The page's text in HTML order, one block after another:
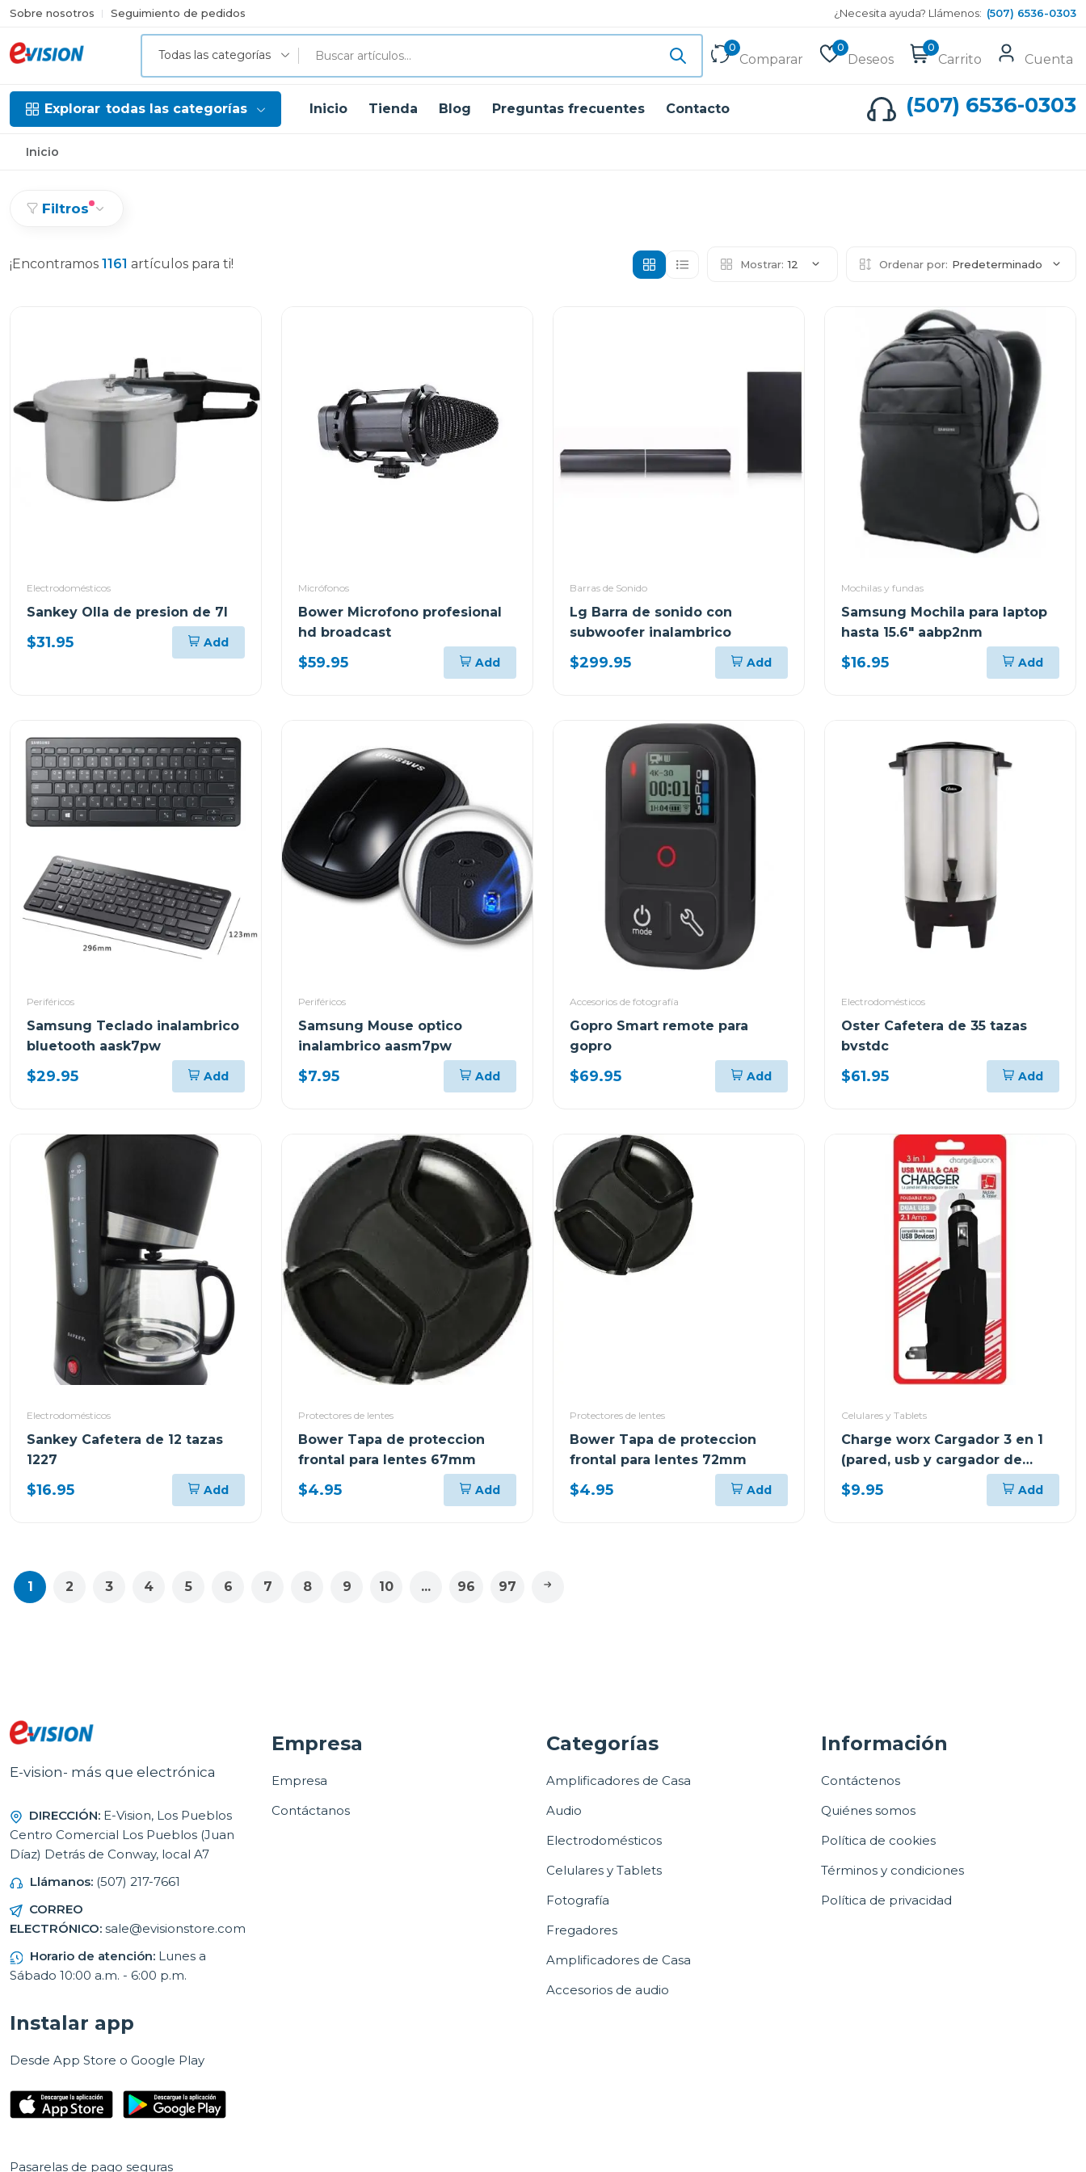
Sobre nosotros Seguimiento de pedidos ¿Necesita ayuda? Llámenos: (507) 6536-0303
Todas las categorías
0
Comparar
0
Deseos
0
Carrito Cuenta
Explorar todas las categorías Inicio Tienda Blog Preguntas frecuentes Contacto (507) 6536-0303
Inicio
Filtros
¡Encontramos 1161 artículos para ti! Mostrar: 12 Ordenar por: Predeterminado
Electrodomésticos
Sankey Olla de presion de 7l
$31.95 Add
Micrófonos
Bower Microfono profesional
hd broadcast
$59.95 Add
Barras de Sonido
Lg Barra de sonido con
subwoofer inalambrico
$299.95 Add
Mochilas y fundas
Samsung Mochila para laptop
hasta 15.6" aabp2nm
$16.95 Add
Periféricos
Samsung Teclado inalambrico
bluetooth aask7pw
$29.95 Add
Periféricos
Samsung Mouse optico
inalambrico aasm7pw
$7.95 Add
Accesorios de fotografía
Gopro Smart remote para
gopro
$69.95 Add
Electrodomésticos
Oster Cafetera de 35 tazas
bvstdc
$61.95 Add
Electrodomésticos
Sankey Cafetera de 12 tazas
1227
$16.95 Add
Protectores de lentes
Bower Tapa de proteccion
frontal para lentes 67mm
$4.95 Add
Protectores de lentes
Bower Tapa de proteccion
frontal para lentes 72mm
$4.95 Add
Celulares y Tablets
Charge worx Cargador 3 en 1
(pared, usb y cargador de
coche) cx3025
$9.95 Add
1 2 3 4 5 6 7 8 9 10 ... 96 97
E-vision- más que electrónica
DIRECCIÓN: E-Vision, Los Pueblos
Centro Comercial Los Pueblos (Juan
Díaz) Detrás de Conway, local A7
Llámanos: (507) 217-7661
CORREO
ELECTRÓNICO: sale@evisionstore.com
Horario de atención: Lunes a
Sábado 10:00 a.m. - 6:00 p.m.
Empresa
Empresa
Contáctanos
Categorías
Amplificadores de Casa
Audio
Electrodomésticos
Celulares y Tablets
Fotografía
Fregadores
Amplificadores de Casa
Accesorios de audio
Información
Contáctenos
Quiénes somos
Política de cookies
Términos y condiciones
Política de privacidad
Instalar app
Desde App Store o Google Play
Pasarelas de pago seguras